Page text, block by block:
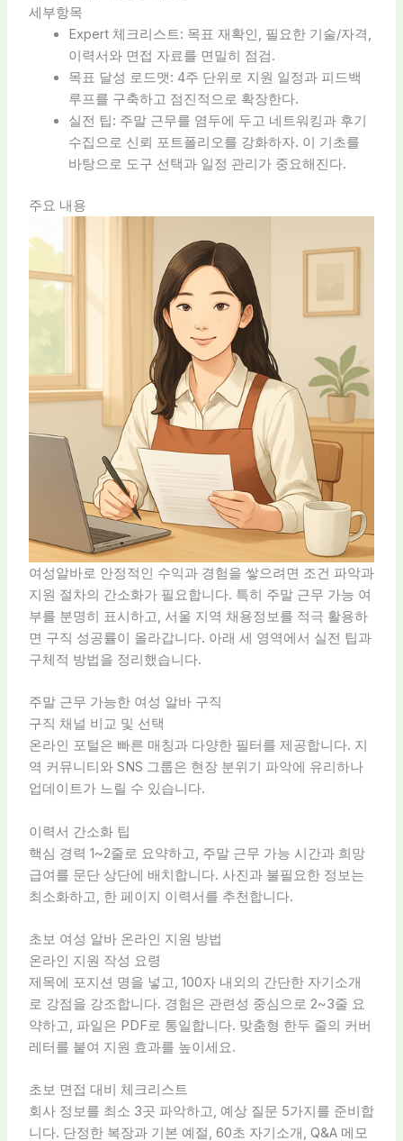
세부항목
Expert 체크리스트: 목표 재확인, 필요한 기술/자격,
이력서와 면접 자료를 면밀히 점검.
목표 달성 로드맷: 4주 단위로 지원 일정과 피드백
루프를 구축하고 점진적으로 확장한다.
실전 팁: 주말 근무를 염두에 두고 네트워킹과 후기
수집으로 신뢰 포트폴리오를 강화하자. 이 기초를
바탕으로 도구 선택과 일정 관리가 중요해진다.
주요 내용
여성알바로 안정적인 수익과 경험을 쌓으려면 조건 파악과
지원 절차의 간소화가 필요합니다. 특히 주말 근무 가능 여
부를 분명히 표시하고, 서울 지역 채용정보를 적극 활용하
면 구직 성공률이 올라갑니다. 아래 세 영역에서 실전 팁과
구체적 방법을 정리했습니다.
주말 근무 가능한 여성 알바 구직
구직 채널 비교 및 선택
온라인 포털은 빠른 매칭과 다양한 필터를 제공합니다. 지
역 커뮤니티와 SNS 그룹은 현장 분위기 파악에 유리하나
업데이트가 느릴 수 있습니다.
이력서 간소화 팁
핵심 경력 1~2줄로 요약하고, 주말 근무 가능 시간과 희망
급여를 문단 상단에 배치합니다. 사진과 불필요한 정보는
최소화하고, 한 페이지 이력서를 추천합니다.
초보 여성 알바 온라인 지원 방법
온라인 지원 작성 요령
제목에 포지션 명을 넣고, 100자 내외의 간단한 자기소개
로 강점을 강조합니다. 경험은 관련성 중심으로 2~3줄 요
약하고, 파일은 PDF로 통일합니다. 맞춤형 한두 줄의 커버
레터를 붙여 지원 효과를 높이세요.
초보 면접 대비 체크리스트
회사 정보를 최소 3곳 파악하고, 예상 질문 5가지를 준비합
니다. 단정한 복장과 기본 예절, 60초 자기소개, Q&A 메모